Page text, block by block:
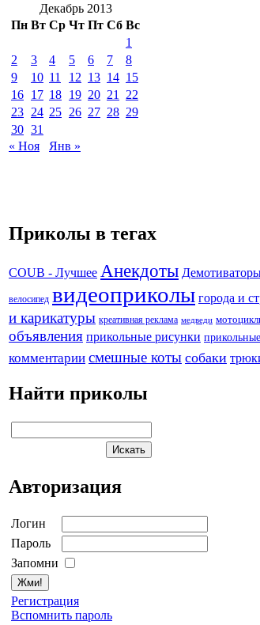
Декабрь 2013
Пн Вт Ср Чт Пт Сб Вс
1
2
3 4 5 6 7
8
9
10 11 12 13 14 15
16 17 18 19 20 21
22
23 24 25 26 27 28 29
30 31
« Ноя
Янв »
Приколы в тегах
COUB - Лучшее Анекдоты
велосипед видеоприколы города и
и карикатуры креативная реклама медведи
объявления прикольные рисунки
комментарии смешные коты собаки
Найти приколы
Авторизация
Логин
Пароль
Запомни
Регистрация
Вспомнить пароль